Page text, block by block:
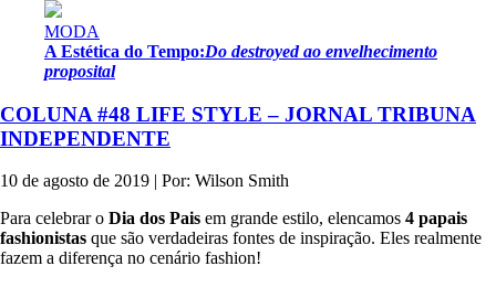
MODA
A Estética do Tempo:Do destroyed ao envelhecimento
proposital
COLUNA #48 LIFE STYLE – JORNAL TRIBUNA
INDEPENDENTE
10 de agosto de 2019 | Por: Wilson Smith
Para celebrar o Dia dos Pais em grande estilo, elencamos 4 papais
fashionistas que são verdadeiras fontes de inspiração. Eles realmente
fazem a diferença no cenário fashion!